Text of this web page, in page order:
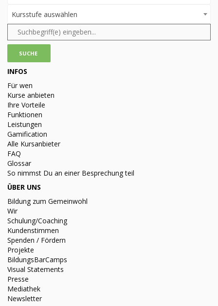
Kursstufe auswählen
INFOS
Für wen
Kurse anbieten
Ihre Vorteile
Funktionen
Leistungen
Gamification
Alle Kursanbieter
FAQ
Glossar
So nimmst Du an einer Besprechung teil
ÜBER UNS
Bildung zum Gemeinwohl
Wir
Schulung/Coaching
Kundenstimmen
Spenden / Fördern
Projekte
BildungsBarCamps
Visual Statements
Presse
Mediathek
Newsletter